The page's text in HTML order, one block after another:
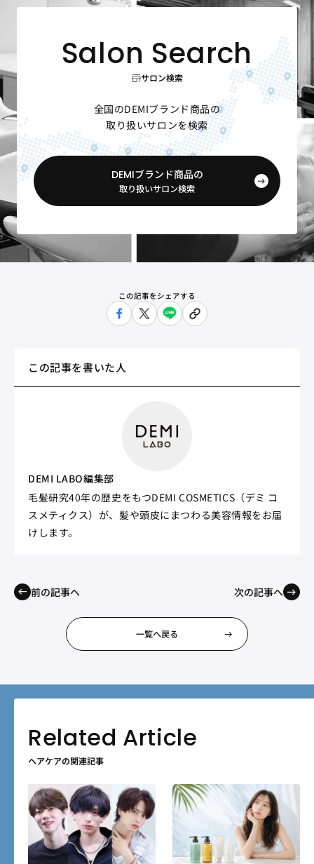
サロン検索
全国のDEMIブランド商品の
取り扱いサロンを検索
DEMIブランド商品の
取り扱いサロン検索
この記事をシェアする
この記事を書いた人
DEMI LABO編集部
毛髪研究40年の歴史をもつDEMI COSMETICS（デミ コ
スメティクス）が、髪や頭皮にまつわる美容情報をお届
けします。
前の記事へ
一覧へ戻る
次の記事へ
ヘアケアの関連記事